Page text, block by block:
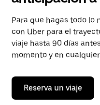
selecciona
una
fecha.
Presiona
la
tecla Esc
para
el
calendario.
Para que hagas todo lo
con Uber para el
viaje hasta 90 días
momento y en
Reserva un viaje